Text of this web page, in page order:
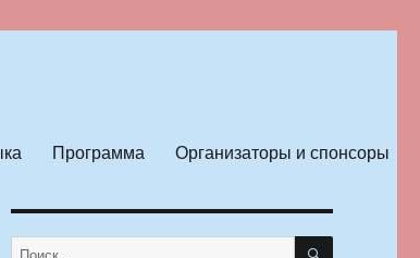
Программа Организаторы и спонсоры
Искать: ПОИСК